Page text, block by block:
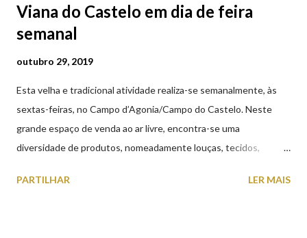
Viana do Castelo em dia de feira
semanal
outubro 29, 2019
Esta velha e tradicional atividade realiza-se semanalmente, às
sextas-feiras, no Campo d’Agonia/Campo do Castelo. Neste
grande espaço de venda ao ar livre, encontra-se uma
diversidade de produtos, nomeadamente louças, tecidos,
cobres entre muitos outros. Horário de funcionamento | Verão
PARTILHAR LER MAIS